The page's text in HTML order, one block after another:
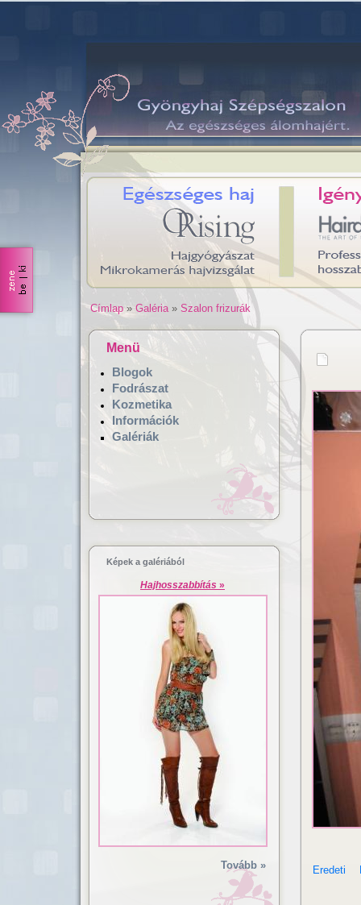
Hajgyógyászat,
Címlap» Galéria» Szalon frizurák
Eredeti
Menü
Blogok
Fodrászat
Kozmetika
Információk
Galériák
Képek a galériából
Hajhosszabbítás »
Tovább »